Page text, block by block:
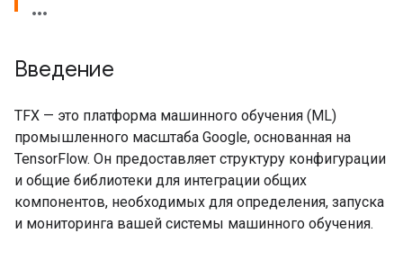
Введение
TFX — это платформа машинного обучения (ML)
промышленного масштаба Google, основанная на
TensorFlow. Он предоставляет структуру конфигурации
и общие библиотеки для интеграции общих
компонентов, необходимых для определения, запуска
и мониторинга вашей системы машинного обучения.